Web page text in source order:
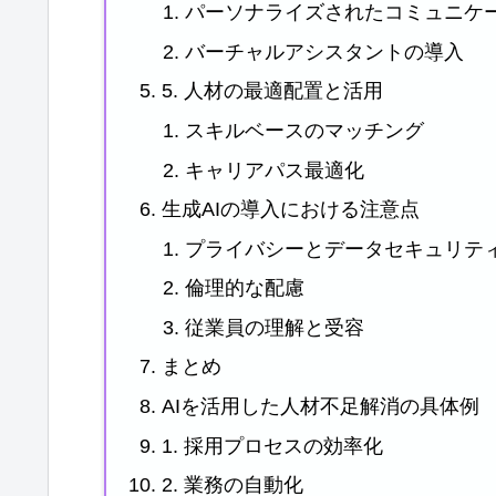
パーソナライズされたコミュニケ
バーチャルアシスタントの導入
5. 人材の最適配置と活用
スキルベースのマッチング
キャリアパス最適化
生成AIの導入における注意点
プライバシーとデータセキュリテ
倫理的な配慮
従業員の理解と受容
まとめ
AIを活用した人材不足解消の具体例
1. 採用プロセスの効率化
2. 業務の自動化